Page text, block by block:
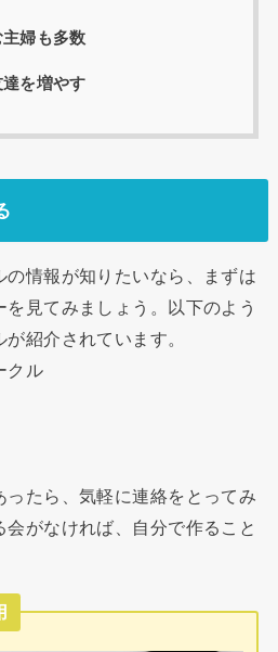
婦も多数
を増やす
情報が知りたいなら、まずは
を見てみましょう。以下のよう
紹介されています。
クル
たら、気軽に連絡をとってみ
会がなければ、自分で作ること